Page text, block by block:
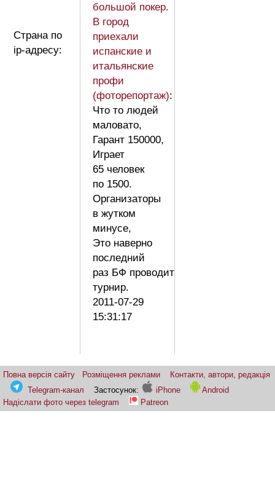
Страна по
ip-адресу:
большой покер.
В город
приехали
испанские и
итальянские
профи
(фоторепортаж):
Что то людей
маловато,
Гарант 150000,
Играет
65 человек
по 1500.
Организаторы
в жутком
минусе,
Это наверно
последний
раз БФ проводит
турнир.
2011-07-29
15:31:17
Повна версія сайту Розміщення реклами
Контакти, автори, редакція
Telegram-канал
Застосунок: iPhone
Android
Надіслати фото через telegram
Patreon